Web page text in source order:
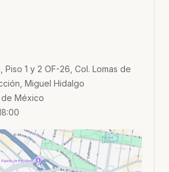
Piso 1 y 2 OF-26, Col. Lomas de
Miguel Hidalgo
de México